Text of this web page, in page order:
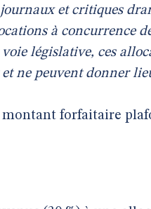
et critiques
à concurrence
législative, ces
ne peuvent donner
montant forfaitaire